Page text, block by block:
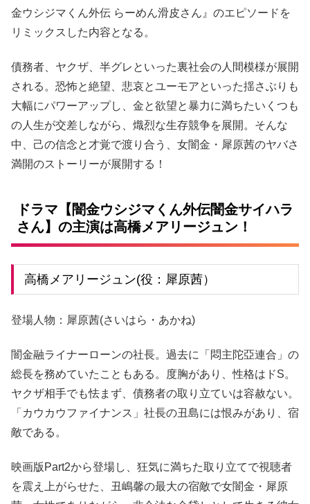
金ウシジマくん外伝 らーめん滑皮さん』のエピソードを
リミックスした内容となる。
債務者、ヤクザ、半グレといった裏社会の人間模様が展開
される。恐怖と絶望、悲哀とユーモアといった揺さぶりも
大幅にパワーアップし、金と欲望と暴力に満ちたいくつも
の人生が交差しながら、熾烈な生存競争を展開。そんな
中、己の信念と才覚で渡り合う、女闇金・犀原茜のヤバさ
満開のストーリーが展開する！
ドラマ【闇金ウシジマくん外伝闇金サイハラ
さん】の主演は高橋メアリージュン！
高橋メアリージュン(役：犀原茜）
登場人物： 犀原茜(さいはら・あかね)
闇金融ライナーローンの社長。過去に「悶主陀亞連合」の
総長を務めていたこともある。度胸があり、性格はドS。
ヤクザ相手でも怯まず、債務者の取り立ていは容赦ない。
「カウカウファイナンス」社長の丑島には恨みがあり、宿
敵である。
映画版Part2から登場し、狂気に満ちた取り立てで視聴者
を震え上がらせた、丑嶋馨の最大の宿敵で女闇金・犀原